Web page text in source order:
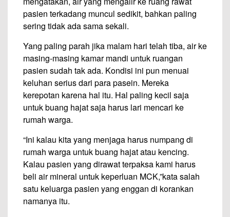
pasien terkadang muncul sedikit, bahkan paling
sering tidak ada sama sekali.
Yang paling parah jika malam hari telah tiba, air ke
masing-masing kamar mandi untuk ruangan
pasien sudah tak ada. Kondisi ini pun menuai
keluhan serius dari para pasein. Mereka
kerepotan karena hal itu. Hal paling kecil saja
untuk buang hajat saja harus lari mencari ke
rumah warga.
“Ini kalau kita yang menjaga harus numpang di
rumah warga untuk buang hajat atau kencing.
Kalau pasien yang dirawat terpaksa kami harus
beli air mineral untuk keperluan MCK,”kata salah
satu keluarga pasien yang enggan di korankan
namanya itu.